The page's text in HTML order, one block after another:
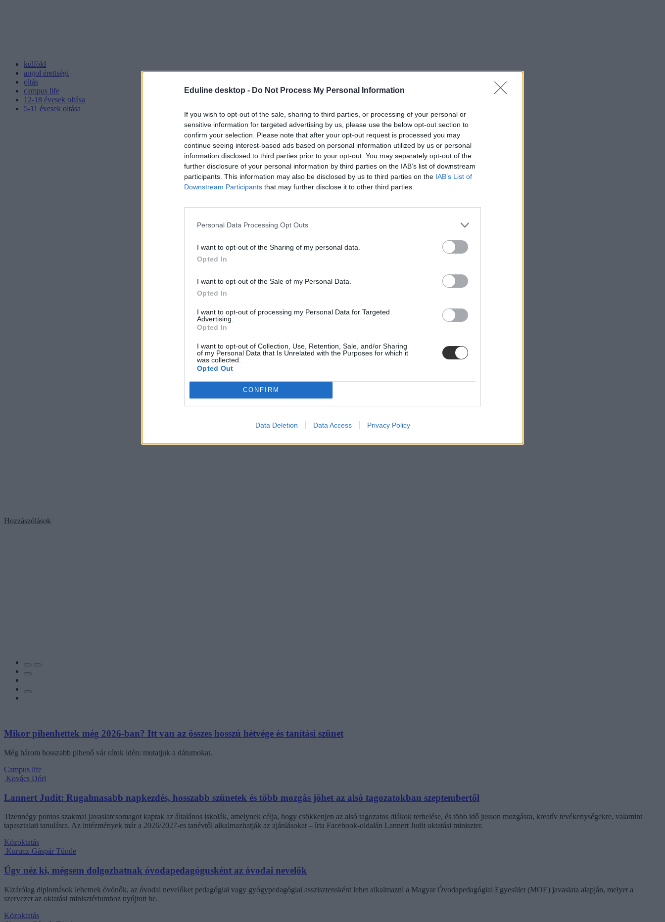
Eduline desktop - Do Not Process My Personal Information
If you wish to opt-out of the sale, sharing to third parties, or processing of your personal or
sensitive information for targeted advertising by us, please use the below opt-out section to
confirm your selection. Please note that after your opt-out request is processed you may
continue seeing interest-based ads based on personal information utilized by us or personal
information disclosed to third parties prior to your opt-out. You may separately opt-out of the
further disclosure of your personal information by third parties on the IAB’s list of downstream
participants. This information may also be disclosed by us to third parties on the IAB’s List of
Downstream Participants that may further disclose it to other third parties.
Personal Data Processing Opt Outs
I want to opt-out of the Sharing of my personal data.
Opted In
I want to opt-out of the Sale of my Personal Data.
Opted In
I want to opt-out of processing my Personal Data for Targeted
Advertising.
Opted In
I want to opt-out of Collection, Use, Retention, Sale, and/or Sharing
of my Personal Data that Is Unrelated with the Purposes for which it
was collected.
Opted Out
CONFIRM
Data Deletion Data Access Privacy Policy
külföld
angol érettségi
oltás
campus life
12-18 évesek oltása
5-11 évesek oltása
Hozzászólások
Mikor pihenhettek még 2026-ban? Itt van az összes hosszú hétvége és tanítási szünet
Még három hosszabb pihenő vár rátok idén: mutatjuk a dátumokat.
Campus life
Kovács Dóri
Lannert Judit: Rugalmasabb napkezdés, hosszabb szünetek és több mozgás jöhet az alsó tagozatokban szeptembertől
Tizennégy pontos szakmai javaslatcsomagot kaptak az általános iskolák, amelynek célja, hogy csökkenjen az alsó tagozatos diákok terhelése, és több idő jusson mozgásra, kreatív tevékenységekre, valamint
tapasztalati tanulásra. Az intézmények már a 2026/2027-es tanévtől alkalmazhatják az ajánlásokat – írta Facebook-oldalán Lannert Judit oktatási miniszter.
Közoktatás
Kurucz-Gáspár Tünde
Úgy néz ki, mégsem dolgozhatnak óvodapedagógusként az óvodai nevelők
Kizárólag diplomások lehetnek óvónők, az óvodai nevelőket pedagógiai vagy gyógypedagógiai asszisztensként lehet alkalmazni a Magyar Óvodapedagógiai Egyesület (MOE) javaslata alapján, melyet a
szervezet az oktatási minisztériumhoz nyújtott be.
Közoktatás